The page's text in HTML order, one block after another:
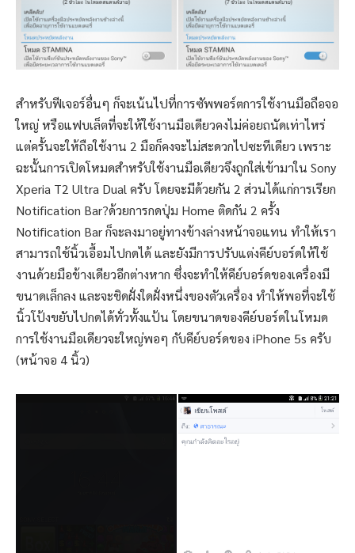
สำหรับฟีเจอร์อื่นๆ ก็จะเน้นไปที่การซัพพอร์ตการใช้งานมือถือจอ
ใหญ่ หรือแฟบเล็ตที่จะให้ใช้งานมือเดียวคงไม่ค่อยถนัดเท่าไหร่
แต่ครั้นจะให้ถือใช้งาน 2 มือก็คงจะไม่สะดวกไปซะทีเดียว เพราะ
ฉะนั้นการเปิดโหมดสำหรับใช้งานมือเดียวจึงถูกใส่เข้ามาใน Sony
Xperia T2 Ultra Dual ครับ โดยจะมีด้วยกัน 2 ส่วนได้แก่การเรียก
Notification Bar?ด้วยการกดปุ่ม Home ติดกัน 2 ครั้ง
Notification Bar ก็จะลงมาอยู่ทางข้างล่างหน้าจอแทน ทำให้เรา
สามารถใช้นิ้วเอื้อมไปกดได้ และยังมีการปรับแต่งคีย์บอร์ดให้ใช้
งานด้วยมือข้างเดียวอีกต่างหาก ซึ่งจะทำให้คีย์บอร์ดของเครื่องมี
ขนาดเล็กลง และจะชิดฝั่งใดฝั่งหนึ่งของตัวเครื่อง ทำให้พอที่จะใช้
นิ้วโป้งขยับไปกดได้ทั่วทั้งแป้น โดยขนาดของคีย์บอร์ดในโหมด
การใช้งานมือเดียวจะใหญ่พอๆ กับคีย์บอร์ดของ iPhone 5s ครับ
(หน้าจอ 4 นิ้ว)